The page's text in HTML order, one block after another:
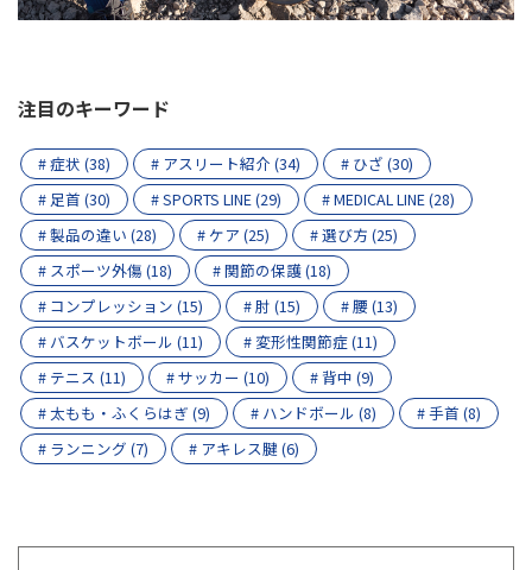
注目のキーワード
# 症状 (38) # アスリート紹介 (34)
# ひざ (30)
# 足首 (30)
# SPORTS LINE (29)
# MEDICAL LINE (28)
# 製品の違い (28)
# ケア (25)
# 選び方 (25)
# スポーツ外傷 (18)
# 関節の保護 (18)
# コンプレッション (15)
# 肘 (15)
# 腰 (13)
# バスケットボール (11)
# 変形性関節症 (11)
# テニス (11)
# サッカー (10)
# 背中 (9)
# 太もも・ふくらはぎ (9)
# ハンドボール (8)
# 手首 (8)
# ランニング (7)
# アキレス腱 (6)